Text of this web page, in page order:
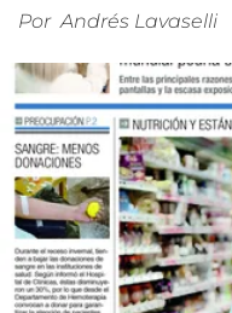
Por Andrés Lavaselli